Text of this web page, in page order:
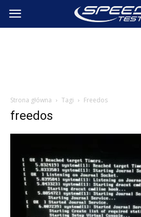
SpeedTest.pl
Strona główna Tagi Freedos
freedos